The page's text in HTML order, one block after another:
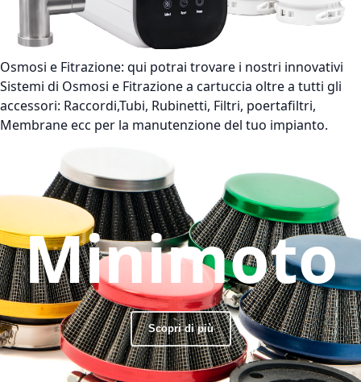
Osmosi e Fitrazione: qui potrai trovare i nostri innovativi
Sistemi di Osmosi e Fitrazione a cartuccia oltre a tutti gli
accessori: Raccordi,Tubi, Rubinetti, Filtri, poertafiltri,
Membrane ecc per la manutenzione del tuo impianto.
Minimoto
Scopri di più